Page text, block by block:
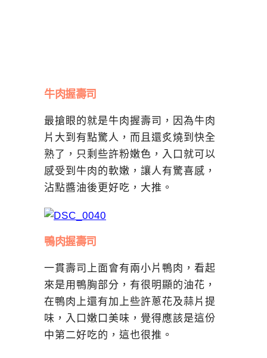
牛肉握壽司
最搶眼的就是牛肉握壽司，因為牛肉
片大到有點驚人，而且還炙燒到快全
熟了，只剩些許粉嫩色，入口就可以
感受到牛肉的軟嫩，讓人有驚喜感，
沾點醬油後更好吃，大推。
鴨肉握壽司
一貫壽司上面會有兩小片鴨肉，看起
來是用鴨胸部分，有很明顯的油花，
在鴨肉上還有加上些許蔥花及蒜片提
味，入口嫩口美味，覺得應該是這份
中第二好吃的，這也很推。